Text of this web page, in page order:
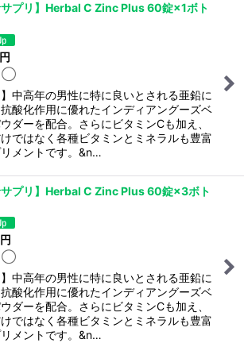
サプリ】Herbal C Zinc Plus 60錠×1ボト
円
◯
】中高年の男性に特に良いとされる亜鉛に
酸化作用に優れたインディアングーズベ
ダーを配合。さらにビタミンCも加え、
ではなく各種ビタミンとミネラルも豊富
メントです。&n…
サプリ】Herbal C Zinc Plus 60錠×3ボト
円
◯
】中高年の男性に特に良いとされる亜鉛に
酸化作用に優れたインディアングーズベ
ダーを配合。さらにビタミンCも加え、
ではなく各種ビタミンとミネラルも豊富
メントです。&n…